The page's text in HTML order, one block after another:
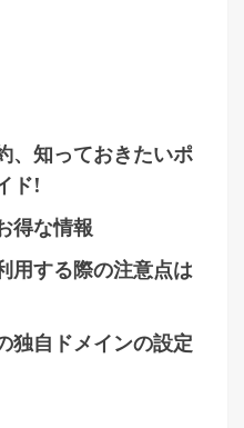
、知っておきたいポ
ド!
得な情報
用する際の注意点は
独自ドメインの設定